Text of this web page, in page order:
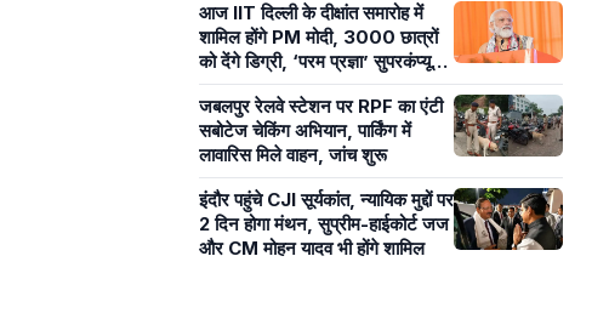
आज IIT दिल्ली के दीक्षांत समारोह में
शामिल होंगे PM मोदी, 3000 छात्रों
को देंगे डिग्री, ‘परम प्रज्ञा’ सुपरकंप्यूटर
का करेंगे उद्घाटन
जबलपुर रेलवे स्टेशन पर RPF का एंटी
सबोटेज चेकिंग अभियान, पार्किंग में
लावारिस मिले वाहन, जांच शुरू
इंदौर पहुंचे CJI सूर्यकांत, न्यायिक मुद्दों पर
2 दिन होगा मंथन, सुप्रीम-हाईकोर्ट जज
और CM मोहन यादव भी होंगे शामिल